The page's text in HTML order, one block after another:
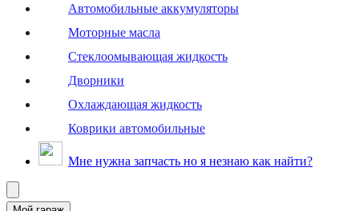
Автомобильные аккумуляторы
Моторные масла
Стеклоомывающая жидкость
Дворники
Охлаждающая жидкость
Коврики автомобильные
Мне нужна запчасть но я незнаю как найти?